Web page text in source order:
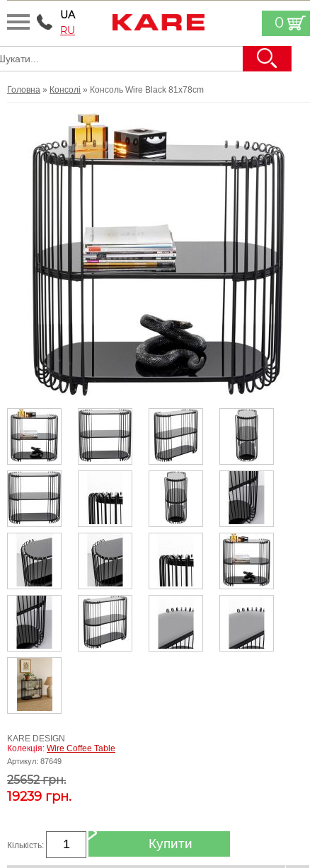
UA
RU
0
Головна » Консолі » Консоль Wire Black 81x78cm
KARE DESIGN
Колекція: Wire Coffee Table
Артикул: 87649
25652 грн.
19239 грн.
Кількість: Купити